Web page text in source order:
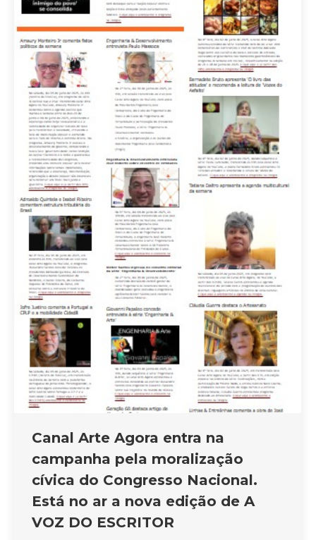
Canal Arte Agora entra na
campanha pela moralização
cívica do Congresso Nacional.
Está no ar a nova edição de A
VOZ DO ESCRITOR